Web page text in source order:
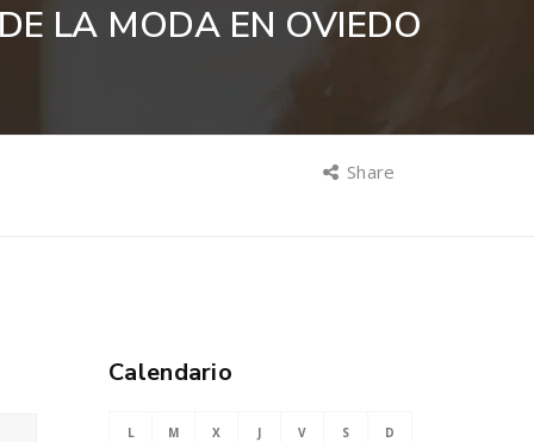
LA MODA EN OVIEDO
Share
Calendario
L M X J V S D